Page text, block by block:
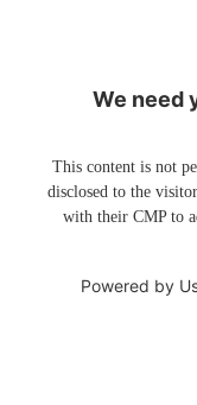
We need
This content is not
disclosed to the
with their CMP to
Powered by